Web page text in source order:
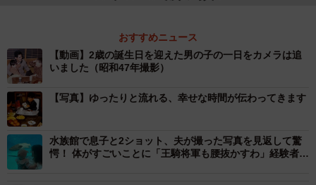
おすすめニュース
【動画】2歳の誕生日を迎えた男の子の一日をカメラは追
いました（昭和47年撮影）
【写真】ゆったりと流れる、幸せな時間が伝わってきます
水族館で息子と2ショット、夫が撮った写真を見返して驚
愕！ 体がすごいことに「王騎将軍も腰抜かすわ」経験者が